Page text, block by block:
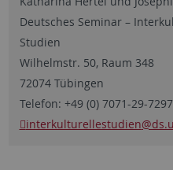
Deutsches Seminar –
Studien
Wilhelmstr. 50, Raum 348
72074 Tübingen
Telefon: +49 (0) 7071-29-
interkulturellestudien